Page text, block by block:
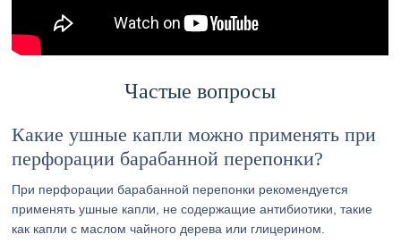
Частые вопросы
Какие ушные капли можно применять при
перфорации барабанной перепонки?
При перфорации барабанной перепонки рекомендуется
применять ушные капли, не содержащие антибиотики, такие
как капли с маслом чайного дерева или глицерином.